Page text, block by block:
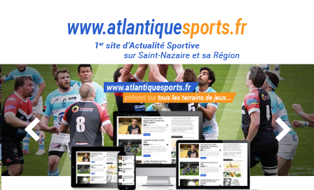
Atlantique
Sport